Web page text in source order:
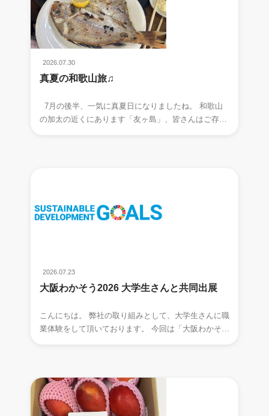
2026.07.30
真夏の和歌山旅♫
の加太の近くにあります「友ヶ島」、皆さんはご存知
2026.07.23
大阪わかそう2026 大学生さんと共同出展
こんにちは。 弊社の取り組みとして、大学生さんに職
業体験をして頂いております。 今回は「大阪わかそう